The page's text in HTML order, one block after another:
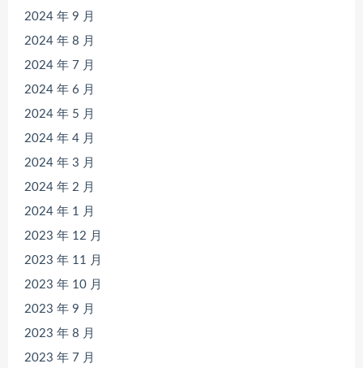
2024 年 9 月
2024 年 8 月
2024 年 7 月
2024 年 6 月
2024 年 5 月
2024 年 4 月
2024 年 3 月
2024 年 2 月
2024 年 1 月
2023 年 12 月
2023 年 11 月
2023 年 10 月
2023 年 9 月
2023 年 8 月
2023 年 7 月